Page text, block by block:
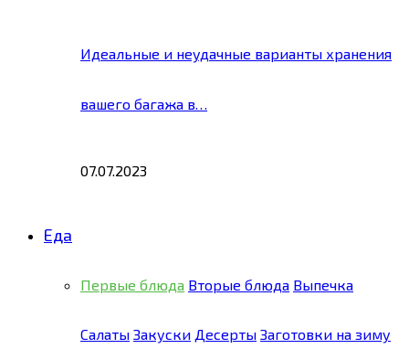
Идеальные и неудачные варианты хранения
вашего багажа в…
07.07.2023
Еда
Первые блюда Вторые блюда Выпечка
Салаты Закуски Десерты Заготовки на зиму